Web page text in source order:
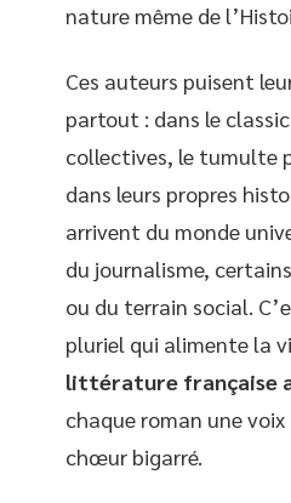
nature même de
Ces auteurs puisent
partout : dans le
collectives, le tumulte
dans leurs propres
arrivent du monde
du journalisme,
ou du terrain social.
pluriel qui alimente la
littérature française
chaque roman une
chœur bigarré.